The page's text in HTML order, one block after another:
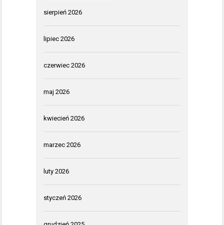
sierpień 2026
lipiec 2026
czerwiec 2026
maj 2026
kwiecień 2026
marzec 2026
luty 2026
styczeń 2026